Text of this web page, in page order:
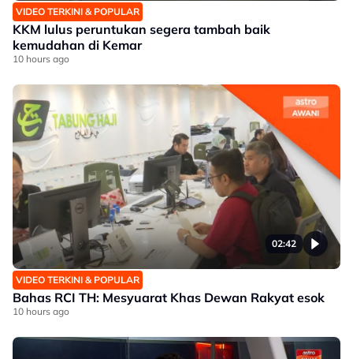
VIDEO TERKINI & POPULAR
KKM lulus peruntukan segera tambah baik
kemudahan di Kemar
10 hours ago
02:42
VIDEO TERKINI & POPULAR
Bahas RCI TH: Mesyuarat Khas Dewan Rakyat esok
10 hours ago